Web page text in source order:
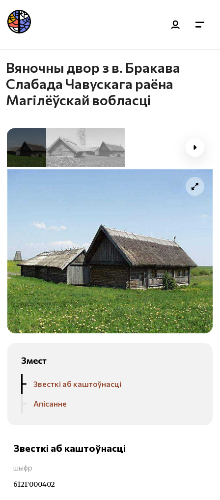
Вяночны двор з в. Бракава
Слабада Чавускага раёна
Магілёўскай вобласці
Змест
Звесткі аб каштоўнасці
Апісанне
Звесткі аб каштоўнасці
шыфр
612Г000402